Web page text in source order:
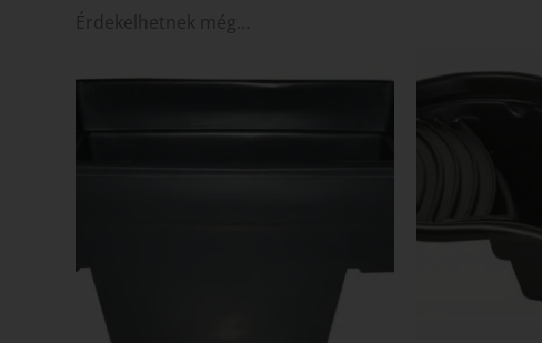
Érdekelhetnek még…